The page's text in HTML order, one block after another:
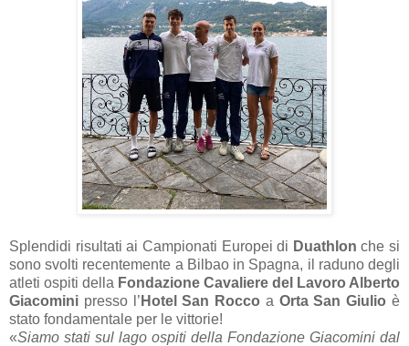
Splendidi risultati ai Campionati Europei di Duathlonche si
sono svolti recentemente a Bilbao in Spagna, il raduno degli
atleti ospiti della Fondazione Cavaliere del Lavoro Alberto
Giacomini presso l’ Hotel San Rocco a Orta San Giulioè
stato fondamentale per le vittorie!
«Siamo stati sul lago ospiti della Fondazione Giacomini dal